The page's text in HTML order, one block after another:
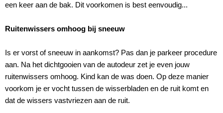
een keer aan de bak. Dit voorkomen is best eenvoudig...
Ruitenwissers omhoog bij sneeuw
Is er vorst of sneeuw in aankomst? Pas dan je parkeer procedure
aan. Na het dichtgooien van de autodeur zet je even jouw
ruitenwissers omhoog. Kind kan de was doen. Op deze manier
voorkom je er vocht tussen de wisserbladen en de ruit komt en
dat de wissers vastvriezen aan de ruit.